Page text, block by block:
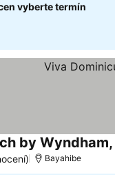
vyberte termín
by
Bayahibe